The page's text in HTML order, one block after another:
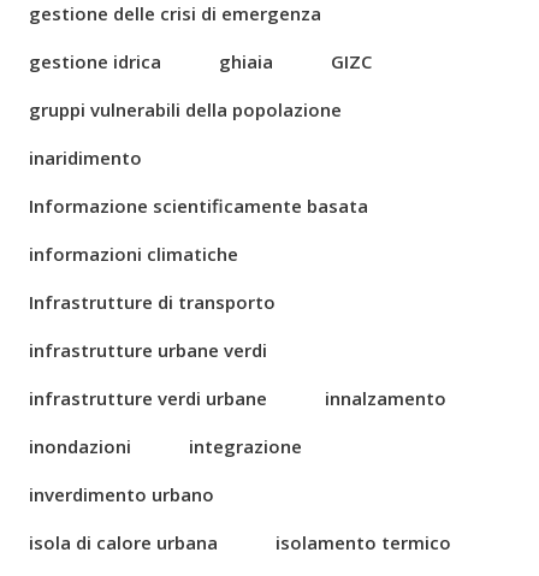
gestione delle crisi di emergenza
gestione idrica
ghiaia
GIZC
gruppi vulnerabili della popolazione
inaridimento
Informazione scientificamente basata
informazioni climatiche
Infrastrutture di transporto
infrastrutture urbane verdi
infrastrutture verdi urbane
innalzamento
inondazioni
integrazione
inverdimento urbano
isola di calore urbana
isolamento termico